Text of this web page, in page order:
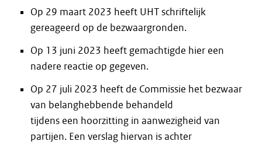
Op 29 maart 2023 heeft UHT schriftelijk
gereageerd op de bezwaargronden.
Op 13 juni 2023 heeft gemachtigde hier een
nadere reactie op gegeven.
Op 27 juli 2023 heeft de Commissie het bezwaar
van belanghebbende behandeld
tijdens een hoorzitting in aanwezigheid van
partijen. Een verslag hiervan is achter